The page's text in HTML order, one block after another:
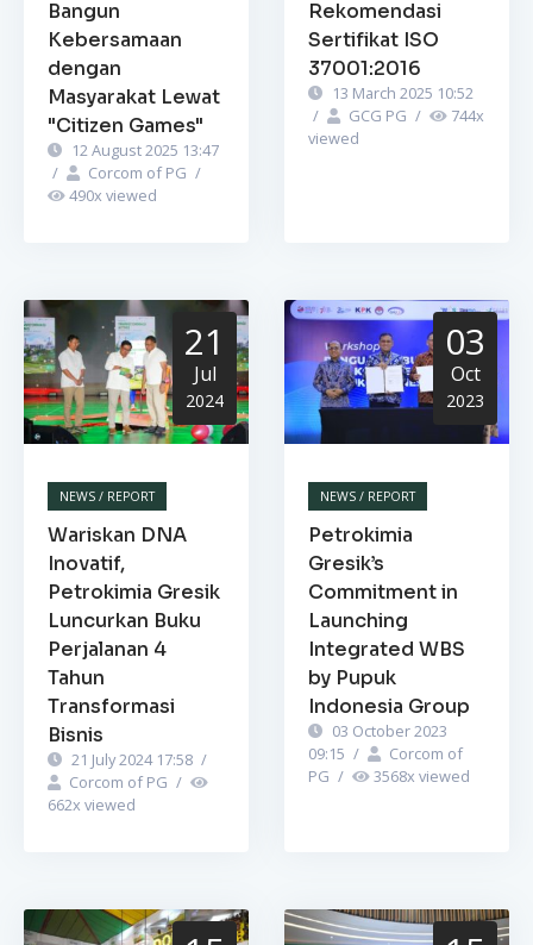
Bangun
Kebersamaan
dengan
Masyarakat Lewat
"Citizen Games"
12 August 2025 13:47
/
Corcom of PG /
490x viewed
Rekomendasi
Sertifikat ISO
37001:2016
13 March 2025 10:52
/
GCG PG / 744x
viewed
21
Jul
2024
NEWS / REPORT
Wariskan DNA
Inovatif,
Petrokimia Gresik
Luncurkan Buku
Perjalanan 4
Tahun
Transformasi
Bisnis
21 July 2024 17:58 /
Corcom of PG /
662x viewed
03
Oct
2023
NEWS / REPORT
Petrokimia
Gresik’s
Commitment in
Launching
Integrated WBS
by Pupuk
Indonesia Group
03 October 2023
09:15 /
Corcom of
PG / 3568x viewed